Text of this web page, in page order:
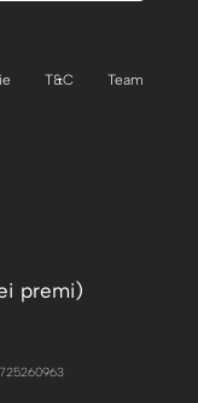
T&C
Team
premi)